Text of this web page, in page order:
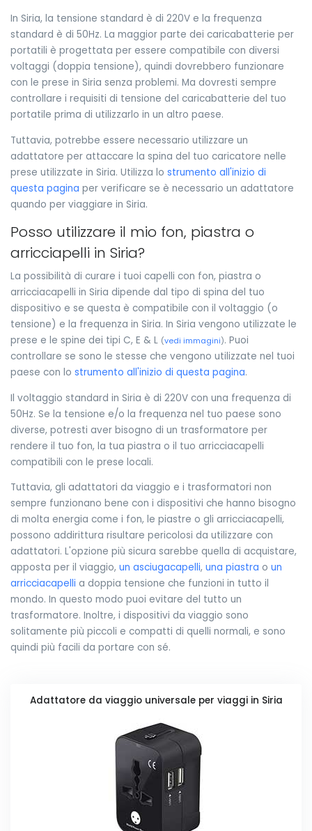
In Siria, la tensione standard è di 220V e la frequenza
standard è di 50Hz. La maggior parte dei caricabatterie per
portatili è progettata per essere compatibile con diversi
voltaggi (doppia tensione), quindi dovrebbero funzionare
con le prese in Siria senza problemi. Ma dovresti sempre
controllare i requisiti di tensione del caricabatterie del tuo
portatile prima di utilizzarlo in un altro paese.
Tuttavia, potrebbe essere necessario utilizzare un
adattatore per attaccare la spina del tuo caricatore nelle
prese utilizzate in Siria. Utilizza lo strumento all'inizio di
questa pagina per verificare se è necessario un adattatore
quando per viaggiare in Siria.
Posso utilizzare il mio fon, piastra o
arricciapelli in Siria?
La possibilità di curare i tuoi capelli con fon, piastra o
arricciacapelli in Siria dipende dal tipo di spina del tuo
dispositivo e se questa è compatibile con il voltaggio (o
tensione) e la frequenza in Siria. In Siria vengono utilizzate le
prese e le spine dei tipi C, E & L (vedi immagini). Puoi
controllare se sono le stesse che vengono utilizzate nel tuoi
paese con lo strumento all'inizio di questa pagina.
Il voltaggio standard in Siria è di 220V con una frequenza di
50Hz. Se la tensione e/o la frequenza nel tuo paese sono
diverse, potresti aver bisogno di un trasformatore per
rendere il tuo fon, la tua piastra o il tuo arricciacapelli
compatibili con le prese locali.
Tuttavia, gli adattatori da viaggio e i trasformatori non
sempre funzionano bene con i dispositivi che hanno bisogno
di molta energia come i fon, le piastre o gli arricciacapelli,
possono addirittura risultare pericolosi da utilizzare con
adattatori. L'opzione più sicura sarebbe quella di acquistare,
apposta per il viaggio, un asciugacapelli, una piastra o un
arricciacapelli a doppia tensione che funzioni in tutto il
mondo. In questo modo puoi evitare del tutto un
trasformatore. Inoltre, i dispositivi da viaggio sono
solitamente più piccoli e compatti di quelli normali, e sono
quindi più facili da portare con sé.
Adattatore da viaggio universale per viaggi in Siria